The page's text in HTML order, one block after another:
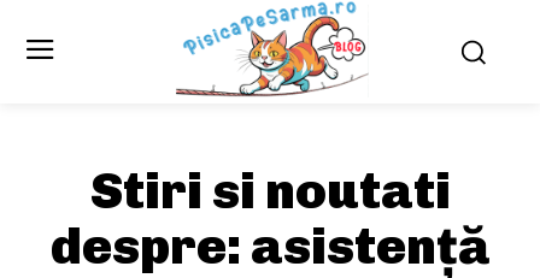
Stiri si noutati
despre: asistență